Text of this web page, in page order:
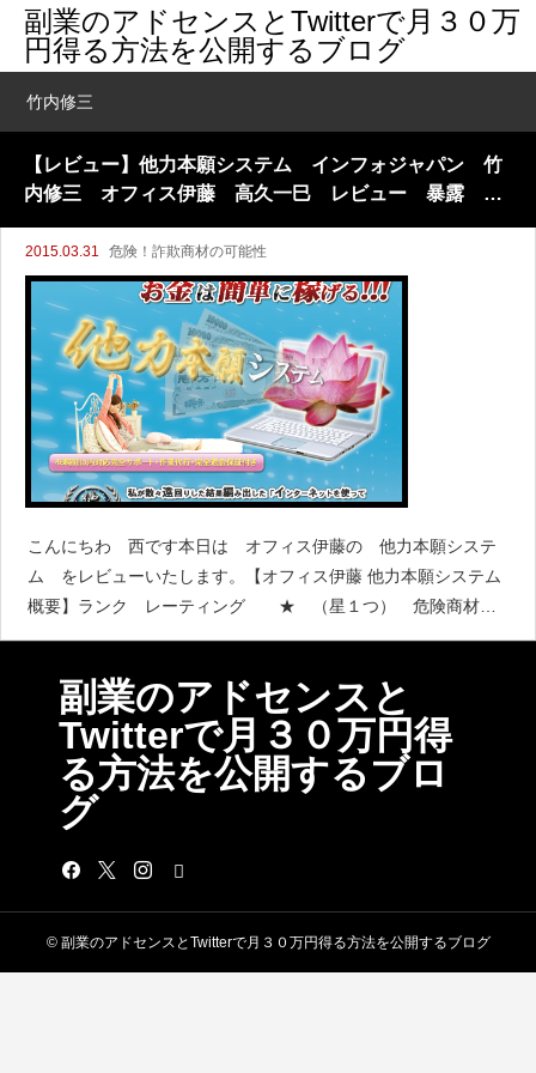
副業のアドセンスとTwitterで月３０万
円得る方法を公開するブログ
竹内修三
【レビュー】他力本願システム インフォジャパン 竹
内修三 オフィス伊藤 高久一巳 レビュー 暴露 詐
2015.03.31 危険！詐欺商材の可能性
こんにちわ 西です本日は オフィス伊藤の 他力本願システ
ム をレビューいたします。【オフィス伊藤 他力本願システム
概要】ランク レーティング ★ （星１つ） 危険商材
詐欺商材詐欺商材の可能性 詐欺の可能性がきわめて高
副業のアドセンスと
Twitterで月３０万円得
る方法を公開するブロ
グ
© 副業のアドセンスとTwitterで月３０万円得る方法を公開するブログ